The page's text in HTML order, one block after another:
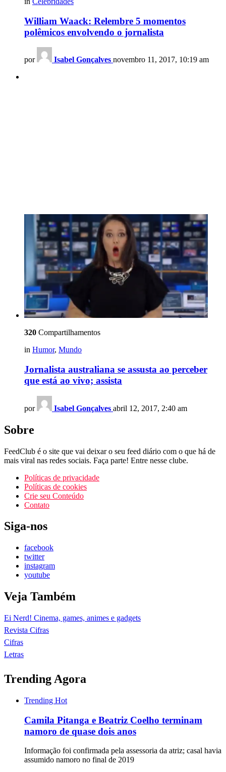
William Waack: Relembre 5 momentos
polêmicos envolvendo o jornalista
por Isabel Gonçalves novembro 11, 2017, 10:19 am
320 Compartilhamentos
in Humor, Mundo
Jornalista australiana se assusta ao perceber
que está ao vivo; assista
por Isabel Gonçalves abril 12, 2017, 2:40 am
Sobre
FeedClub é o site que vai deixar o seu feed diário com o que há de
mais viral nas redes sociais. Faça parte! Entre nesse clube.
Políticas de privacidade
Políticas de cookies
Crie seu Conteúdo
Contato
Siga-nos
facebook
twitter
instagram
youtube
Veja Também
Ei Nerd! Cinema, games, animes e gadgets
Revista Cifras
Cifras
Letras
Trending Agora
Trending Hot
Camila Pitanga e Beatriz Coelho terminam
namoro de quase dois anos
Informação foi confirmada pela assessoria da atriz; casal havia
assumido namoro no final de 2019